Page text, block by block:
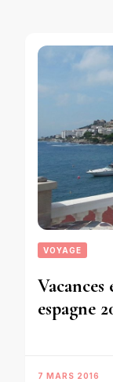
VOYAGE
Vacances
espagne
7 MARS 2016